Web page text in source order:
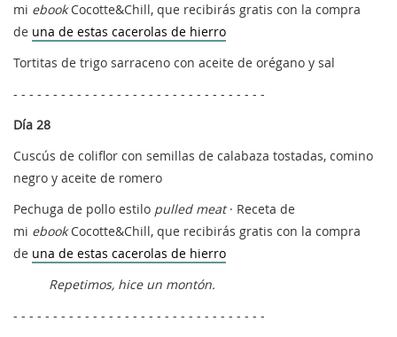
mi ebookCocotte&Chill, que recibirás gratis con la compra
de una de estas cacerolas de hierro
Tortitas de trigo sarraceno con aceite de orégano y sal
- - - - - - - - - - - - - - - - - - - - - - - - - - - - - - - -
Día 28
Cuscús de coliflor con semillas de calabaza tostadas, comino
negro y aceite de romero
Pechuga de pollo estilo pulled meat· Receta de
mi ebookCocotte&Chill, que recibirás gratis con la compra
de una de estas cacerolas de hierro
Repetimos, hice un montón.
- - - - - - - - - - - - - - - - - - - - - - - - - - - - - - - -